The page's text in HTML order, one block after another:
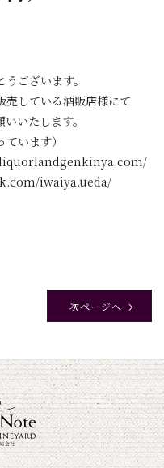
ございます。
売している酒販店様にて
いたします。
います）
iwaiya.ueda/
次ページへ